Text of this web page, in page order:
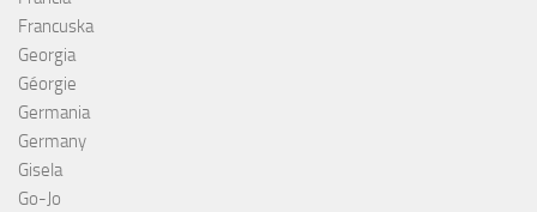
Francuska
Georgia
Géorgie
Germania
Germany
Gisela
Go-Jo